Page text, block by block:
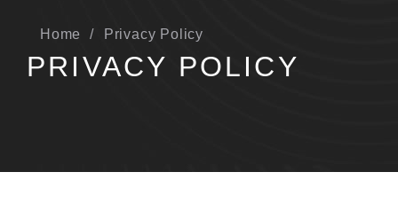
Home Privacy Policy
PRIVACY POLICY